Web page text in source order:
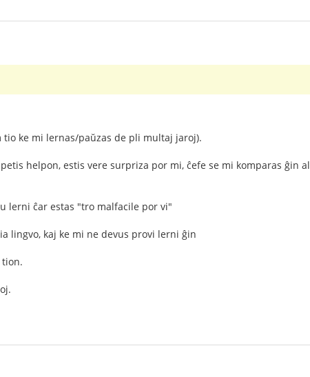
tio ke mi lernas/paŭzas de pli multaj jaroj).
helpon, estis vere surpriza por mi, ĉefe se mi komparas ĝin
lerni ĉar estas "tro malfacile por vi"
lingvo, kaj ke mi ne devus provi lerni ĝin